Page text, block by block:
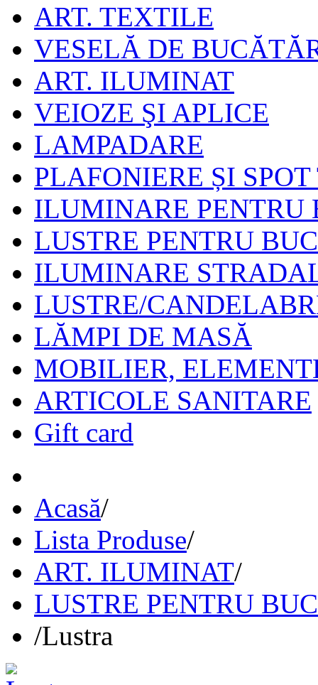
ART. TEXTILE
VESELĂ DE
ART. ILUMINAT
VEIOZE ŞI APLICE
LAMPADARE
PLAFONIERE ȘI SPOT
ILUMINARE PENTRU
LUSTRE PENTRU
ILUMINARE
LUSTRE/
LĂMPI DE MASĂ
MOBILIER,
ARTICOLE SANITARE
Gift card
Acasă/
Lista Produse/
ART. ILUMINAT/
LUSTRE PENTRU
/Lustra